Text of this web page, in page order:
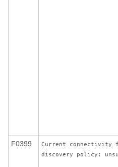
F0399
Current connectivity
discovery policy: